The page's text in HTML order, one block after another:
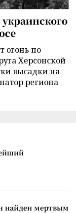
огонь по
Херсонской
высадки на
региона
найден мертвым